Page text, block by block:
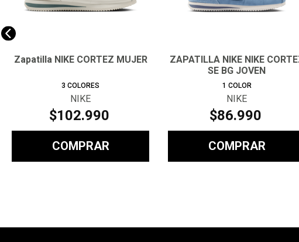
Zapatilla NIKE CORTEZ MUJER
3 COLORES
NIKE
$102.990
COMPRAR
ZAPATILLA NIKE NIKE
SE BG JOVEN
1 COLOR
NIKE
$86.990
COMPRAR